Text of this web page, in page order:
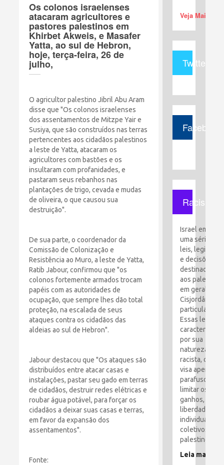
Os colonos israelenses
atacaram agricultores e
pastores palestinos em
Khirbet Akweis, e Masafer
Yatta, ao sul de Hebron,
hoje, terça-feira, 26 de
julho,
O agricultor palestino Jibril Abu Aram
disse que "Os colonos israelenses
dos assentamentos de Mitzpe Yair e
Susiya, que são construídos nas terras
pertencentes aos cidadãos palestinos
a leste de Yatta, atacaram os
agricultores com bastões e os
insultaram com profanidades, e
pastaram seus rebanhos nas
plantações de trigo, cevada e mudas
de oliveira, o que causou sua
destruição".
De sua parte, o coordenador da
Comissão de Colonização e
Resistência ao Muro, a leste de Yatta,
Ratib Jabour, confirmou que "os
colonos fortemente armados trocam
papéis com as autoridades de
ocupação, que sempre lhes dão total
proteção, na escalada de seus
ataques contra os cidadãos das
aldeias ao sul de Hebron".
Jabour destacou que "Os ataques são
distribuídos entre atacar casas e
instalações, pastar seu gado em terras
de cidadãos, destruir redes elétricas e
roubar água potável, para forçar os
cidadãos a deixar suas casas e terras,
em favor da expansão dos
assentamentos".
Fonte:
Veja Mais (+)
Twitter
Facebook
Racismo
Israel emitiu
uma série de
leis,
e decisões
destinadas
aos
em geral e à
Cisjordânia
particular.
Essas leis são
por sua
natureza
racista, que
visa apertar
parafusos e
limitar os
ganhos,
liberdades
individuais e
coletivos dos
palestinos.
Leia mais